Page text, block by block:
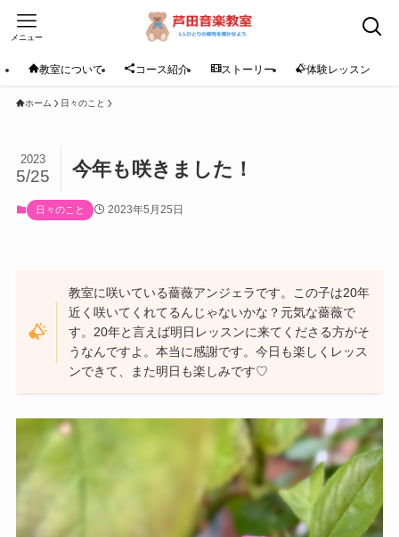
メニュー
教室について コース紹介 ストーリー 体験レッスン
ホーム 日々のこと
今年も咲きました！
2023
5/25
日々のこと 2023年5月25日
教室に咲いている薔薇アンジェラです。この子は20年
近く咲いてくれてるんじゃないかな？元気な薔薇で
す。20年と言えば明日レッスンに来てくださる方がそ
うなんですよ。本当に感謝です。今日も楽しくレッス
ンできて、また明日も楽しみです♡